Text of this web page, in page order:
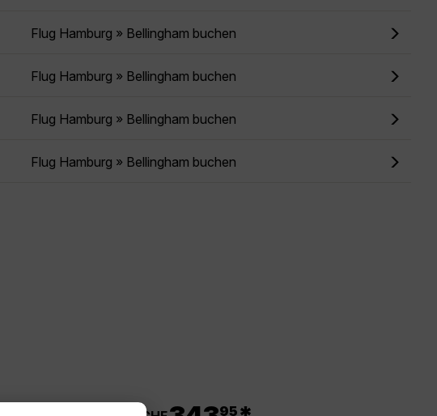
Flug Hamburg » Bellingham buchen
Flug Hamburg » Bellingham buchen
Flug Hamburg » Bellingham buchen
Flug Hamburg » Bellingham buchen
95